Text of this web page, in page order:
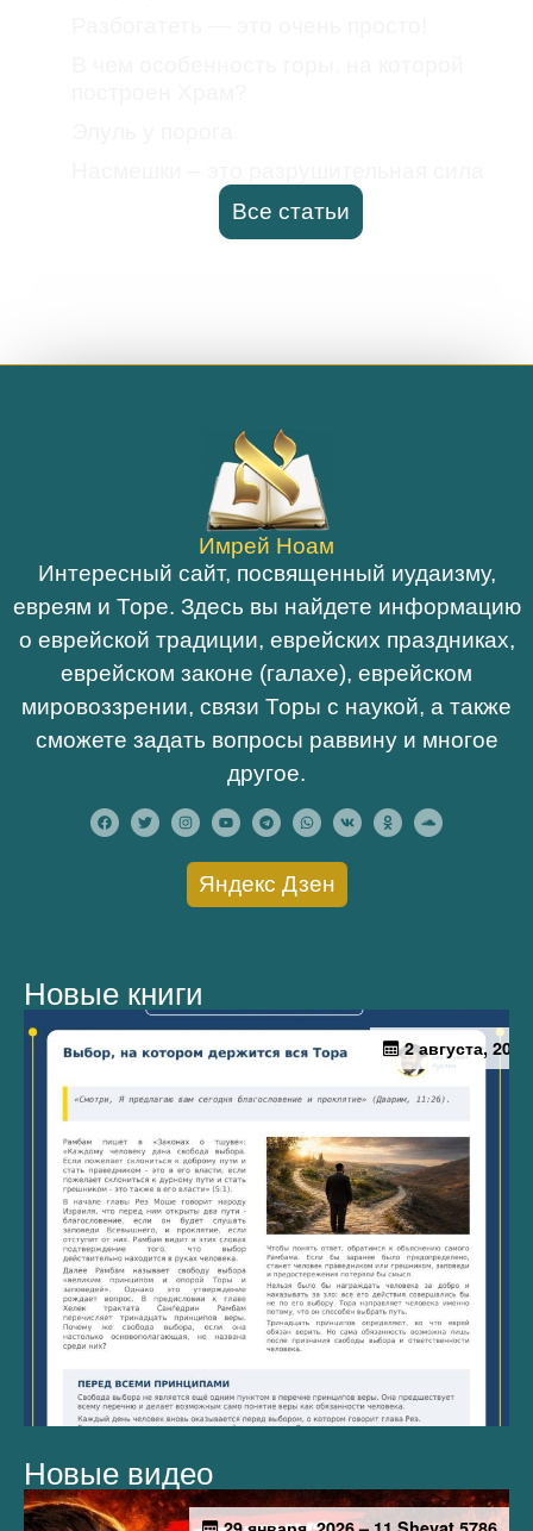
Все статьи
Имрей Ноам
Интересный сайт, посвященный иудаизму,
евреям и Торе. Здесь вы найдете информацию
о еврейской традиции, еврейских праздниках,
еврейском законе (галахе), еврейском
мировоззрении, связи Торы с наукой, а также
сможете задать вопросы раввину и многое
другое.
Яндекс Дзен
Новые книги
Новые видео